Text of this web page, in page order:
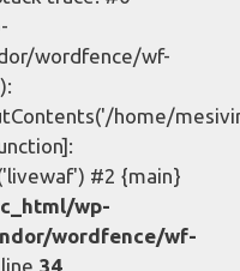
wordfence/wf-
home/
#2 {main}
wp-
wordfence/wf-
34